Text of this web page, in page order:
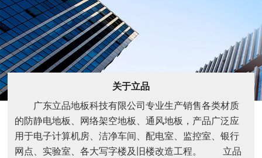
关于立品
广东立品地板科技有限公司专业生产销售各类材质
的防静电地板、网络架空地板、通风地板，产品广泛应
用于电子计算机房、洁净车间、配电室、监控室、银行
网点、实验室、各大写字楼及旧楼改造工程。 立品